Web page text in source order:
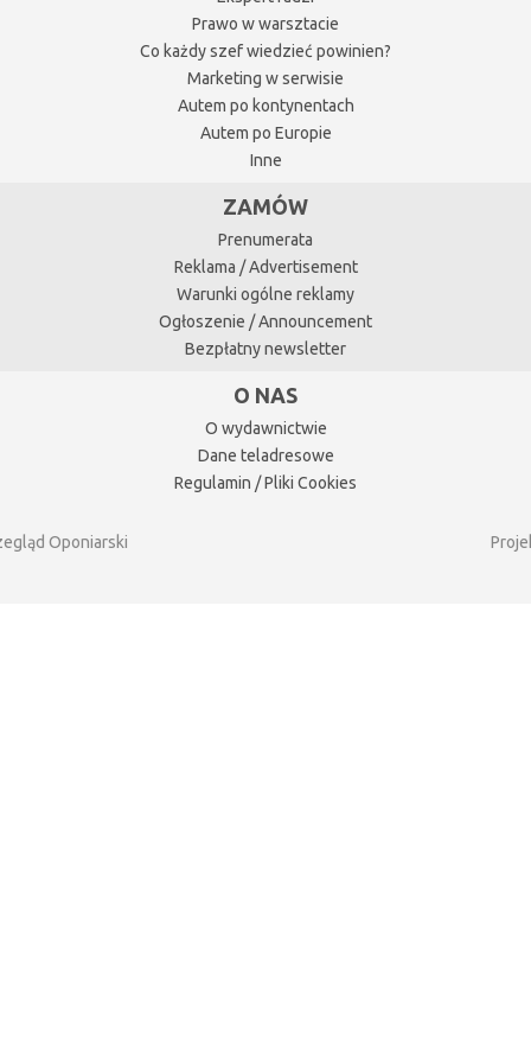
Prawo w warsztacie
Co każdy szef wiedzieć powinien?
Marketing w serwisie
Autem po kontynentach
Autem po Europie
Inne
ZAMÓW
Prenumerata
Reklama / Advertisement
Warunki ogólne reklamy
Ogłoszenie / Announcement
Bezpłatny newsletter
O NAS
O wydawnictwie
Dane teladresowe
Regulamin / Pliki Cookies
Oponiarski